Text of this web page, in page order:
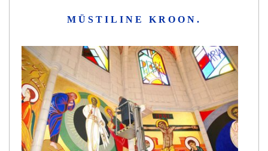
MÜSTILINE KROON.